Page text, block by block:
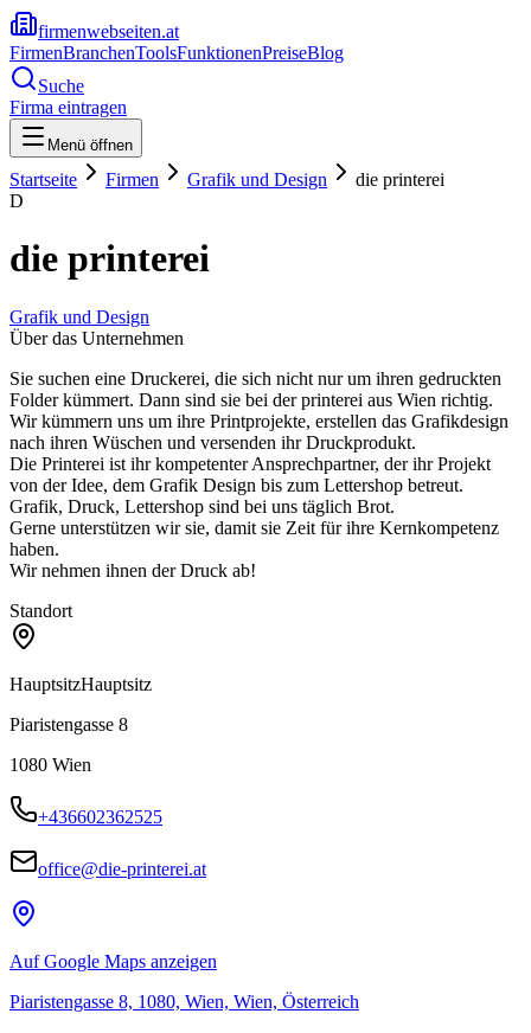
firmenwebseiten.at
FirmenBranchenToolsFunktionenPreiseBlog
Suche
Firma eintragen
Menü öffnen
Startseite Firmen Grafik und Design
die printerei
D
die printerei
Grafik und Design
Über das Unternehmen
Sie suchen eine Druckerei, die sich nicht nur um ihren gedruckten
Folder kümmert. Dann sind sie bei der printerei aus Wien richtig.
Wir kümmern uns um ihre Printprojekte, erstellen das Grafikdesign
nach ihren Wüschen und versenden ihr Druckprodukt.
Die Printerei ist ihr kompetenter Ansprechpartner, der ihr Projekt
von der Idee, dem Grafik Design bis zum Lettershop betreut.
Grafik, Druck, Lettershop sind bei uns täglich Brot.
Gerne unterstützen wir sie, damit sie Zeit für ihre Kernkompetenz
haben.
Wir nehmen ihnen der Druck ab!
Standort
HauptsitzHauptsitz
Piaristengasse 8
1080 Wien
+436602362525
office@die-printerei.at
Auf Google Maps anzeigen
Piaristengasse 8, 1080, Wien, Wien, Österreich